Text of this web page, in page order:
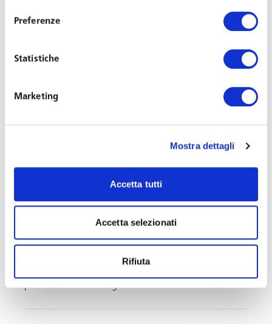
Preferenze
Statistiche
Marketing
Mostra dettagli
Accetta tutti
Accetta selezionati
Rifiuta
Accorgimenti contrattuali
Profili fiscali (luogo dell’imposizione – rischio
doppia imposizione – retribuzioni convenzionali –
cenni sul rischio di stabile organizzazione)
Pianificazione fiscale
Il seminario fa parte del ciclo di incontri «
promosso dal Global Mobility Club dello
previdenziali e di immigrazione.